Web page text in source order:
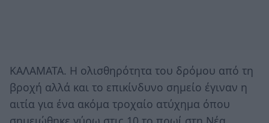
ΚΑΛΑΜΑΤΑ. H ολισθηρότητα του δρόμου από τη
βροχή αλλά και το επικίνδυνο σημείο έγιναν η
αιτία για ένα ακόμα τροχαίο ατύχημα όπου